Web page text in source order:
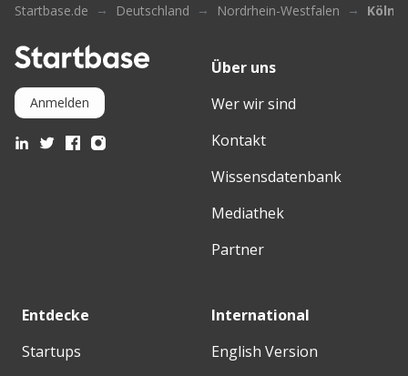
Startbase.de Deutschland Nordrhein-Westfalen Köln
Anmelden
Über uns
Wer wir sind
Kontakt
Wissensdatenbank
Mediathek
Partner
Entdecke
Startups
International
English Version